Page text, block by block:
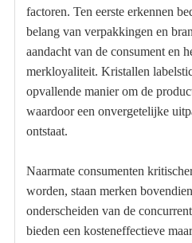
factoren. Ten eerste erkennen
belang van verpakkingen en
aandacht van de consument en
merkloyaliteit. Kristallen
opvallende manier om de
waardoor een onvergetelijke
ontstaat.
Naarmate consumenten
worden, staan ​​merken
onderscheiden van de
bieden een kosteneffectieve